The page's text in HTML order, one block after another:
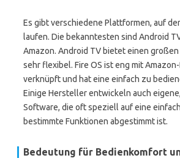
Es gibt verschiedene Plattformen, auf
laufen. Die bekanntesten sind Android
Amazon. Android TV bietet einen
sehr flexibel. Fire OS ist eng mit
verknüpft und hat eine einfach zu
Einige Hersteller entwickeln auch
Software, die oft speziell auf eine
bestimmte Funktionen abgestimmt ist.
Bedeutung für Bedienkomfort